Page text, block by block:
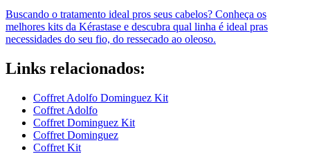
Buscando o tratamento ideal pros seus cabelos? Conheça os
melhores kits da Kérastase e descubra qual linha é ideal pras
necessidades do seu fio, do ressecado ao oleoso.
Links relacionados:
Coffret Adolfo Dominguez Kit
Coffret Adolfo
Coffret Dominguez Kit
Coffret Dominguez
Coffret Kit